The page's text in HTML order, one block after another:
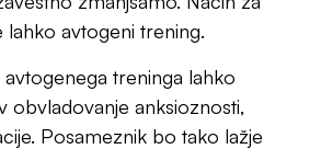
pri postopku IVF –
obiščite Zanositev Coach